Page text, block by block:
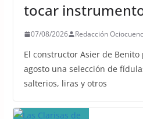
tocar
07/08/2026 Redacción
El constructor Asier de
agosto una selección de
salterios, liras y otros